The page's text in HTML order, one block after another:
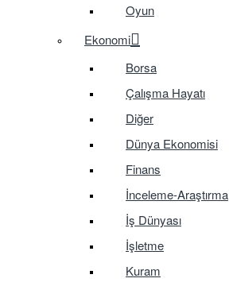
Oyun
Ekonomi
Borsa
Çalışma Hayatı
Diğer
Dünya Ekonomisi
Finans
İnceleme-Araştırma
İş Dünyası
İşletme
Kuram